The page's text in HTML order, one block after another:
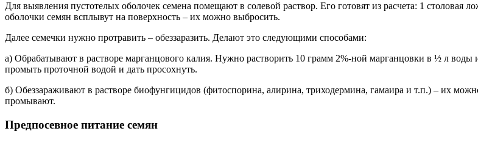
Для выявления пустотелых оболочек семена помещают в солевой раствор. Его готовят из расчета: 1
оболочки семян всплывут на поверхность – их можно выбросить.
Далее семечки нужно протравить – обеззаразить. Делают это следующими способами:
а) Обрабатывают в растворе марганцового калия. Нужно растворить 10 грамм 2%-ной марганцовки в ½ л
промыть проточной водой и дать просохнуть.
б) Обеззараживают в растворе биофунгицидов (фитоспорина, алирина, триходермина, гамаира и т.п.) – их
промывают.
Предпосевное питание семян